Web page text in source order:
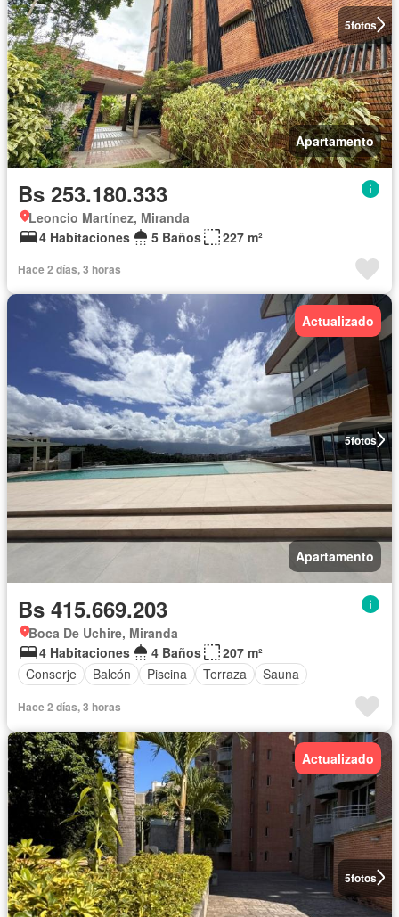
5fotos
Apartamento
Bs 253.180.333
Leoncio Martínez, Miranda
4 Habitaciones
5 Baños 227 m²
Hace 2 días, 3 horas
5fotos
Actualizado
Apartamento
Bs 415.669.203
Boca De Uchire, Miranda
4 Habitaciones
4 Baños
207 m²
Conserje
Balcón Piscina Terraza Sauna
Hace 2 días, 3 horas
5fotos
Actualizado